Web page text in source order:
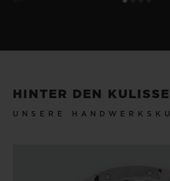
HINTER DEN
UNSERE